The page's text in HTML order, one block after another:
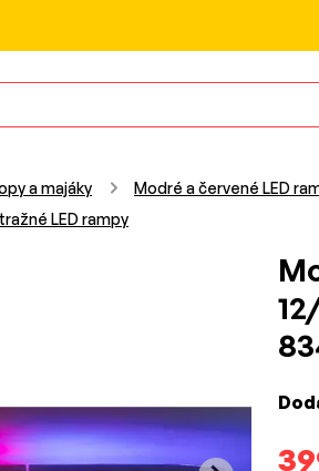
a majáky
Modré a červené LED
LED rampy